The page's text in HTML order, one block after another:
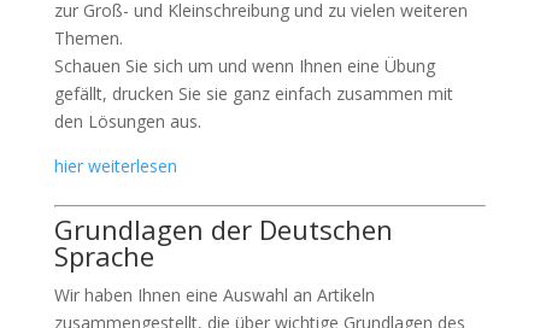
zur Groß- und Kleinschreibung und zu vielen weiteren
Themen.
Schauen Sie sich um und wenn Ihnen eine Übung
gefällt, drucken Sie sie ganz einfach zusammen mit
den Lösungen aus.
hier weiterlesen
Grundlagen der Deutschen
Sprache
Wir haben Ihnen eine Auswahl an Artikeln
zusammengestellt, die über wichtige Grundlagen des